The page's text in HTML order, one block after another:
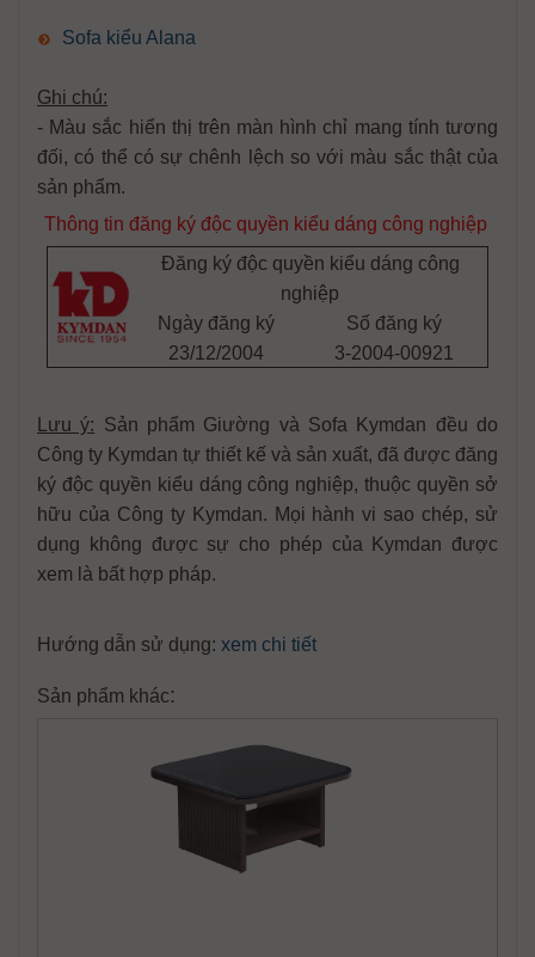
Sofa kiểu Alana
Ghi chú:
- Màu sắc hiển thị trên màn hình chỉ mang tính tương
đối, có thể có sự chênh lệch so với màu sắc thật của
sản phẩm.
Thông tin đăng ký độc quyền kiểu dáng công nghiệp
Đăng ký độc quyền kiểu dáng công
nghiệp
Ngày đăng ký
Số đăng ký
23/12/2004
3-2004-00921
Lưu ý: Sản phẩm Giường và Sofa Kymdan đều do
Công ty Kymdan tự thiết kế và sản xuất, đã được đăng
ký độc quyền kiểu dáng công nghiệp, thuộc quyền sở
hữu của Công ty Kymdan. Mọi hành vi sao chép, sử
dụng không được sự cho phép của Kymdan được
xem là bất hợp pháp.
Hướng dẫn sử dụng: xem chi tiết
Sản phẩm khác: